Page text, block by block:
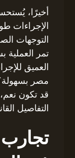
أخيرًا،
الإجراءات
التوجهات
تمر العملية
العميق
مصر بسهولة؟
قد تكون نعم،
التفاصيل